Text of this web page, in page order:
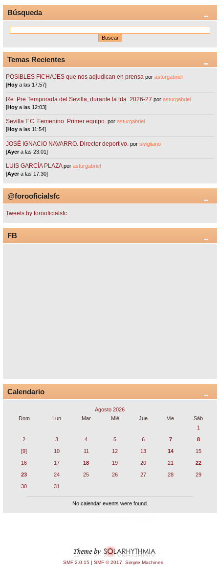
Búsqueda
Temas Recientes
POSIBLES FICHAJES que nos adjudican en prensa porasturgabriel
[Hoy a las 17:57]
Re: Pre Temporada del Sevilla, durante la tda. 2026-27 porasturgabriel
[Hoy a las 12:03]
Sevilla F.C. Femenino. Primer equipo. porasturgabriel
[Hoy a las 11:54]
JOSÉ IGNACIO NAVARRO. Director deportivo. porsivigliano
[Ayera las 23:01]
LUIS GARCÍA PLAZA porasturgabriel
[Ayera las 17:30]
@forooficialsfc
Tweets by forooficialsfc
FB
Calendario
Agosto 2026
Dom
Lun Mar Mié Jue Vie
Sáb
1
2
3 4 5 6 7
8
[9]
10 11 12 13 14
15
16
17 18 19 20 21
22
23
24 25 26 27 28
29
30
31
No calendar events were found.
SMF 2.0.15 | SMF © 2017 Simple Machines